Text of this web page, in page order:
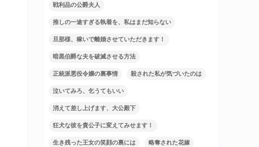
戦利品の公爵夫人
推しの一途すぎる執着を、私はまだ知らない
旦那様、稼いで離婚させていただきます！
暗黒伯爵な夫を破滅させる方法
正統派悪役令嬢の裏事情 殺された私が気づいたのは
泣いてみろ、乞うてもいい
消えて差し上げます、大公殿下
狂犬な彼を貴公子に変えてみせます！
生き残った王女の笑顔の裏には 略奪された花嫁